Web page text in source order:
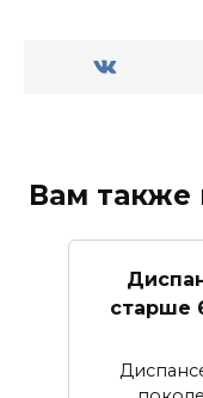
Вам также
старше